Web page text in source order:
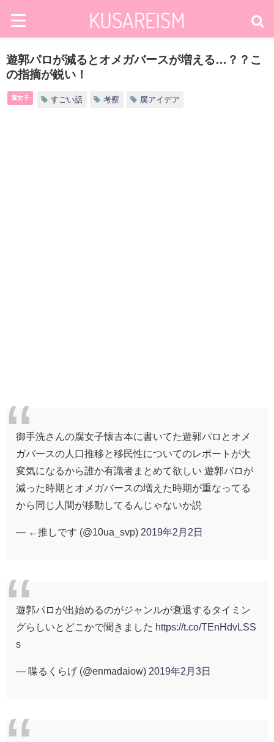
遊郭パロが減るとオメガバースが増える…？？こ
の指摘が鋭い！
腐女子 すごい話 考察 腐アイデア
御手洗さんの腐女子懐古本に書いてた遊郭パロとオメ
ガバースの人口推移と移民性についてのレポートが大
変気になるから誰か有識者まとめて欲しい 遊郭パロが
減った時期とオメガバースの増えた時期が重なってる
から同じ人間が移動してるんじゃないか説
— ←推しです (@10ua_svp) 2019年2月2日
遊郭パロが出始めるのがジャンルが衰退するタイミン
グらしいとどこかで聞きました https://t.co/TEnHdvLSS
s
— 喋るくらげ (@enmadaiow) 2019年2月3日